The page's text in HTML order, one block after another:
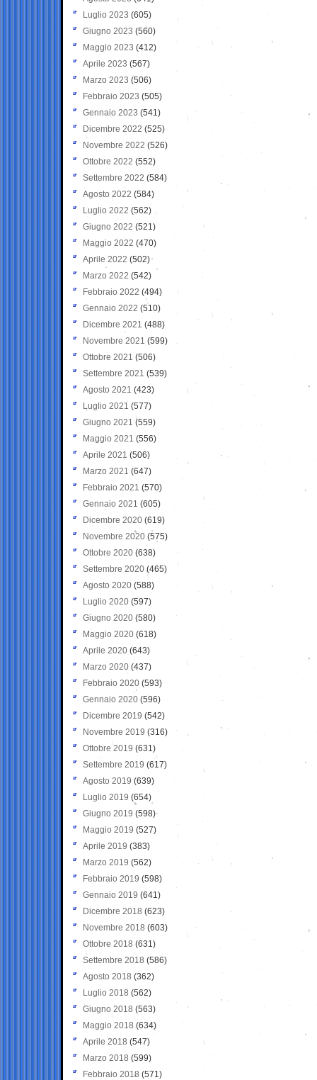
Luglio 2023 (605)
Giugno 2023 (560)
Maggio 2023 (412)
Aprile 2023 (567)
Marzo 2023 (506)
Febbraio 2023 (505)
Gennaio 2023 (541)
Dicembre 2022 (525)
Novembre 2022 (526)
Ottobre 2022 (552)
Settembre 2022 (584)
Agosto 2022 (584)
Luglio 2022 (562)
Giugno 2022 (521)
Maggio 2022 (470)
Aprile 2022 (502)
Marzo 2022 (542)
Febbraio 2022 (494)
Gennaio 2022 (510)
Dicembre 2021 (488)
Novembre 2021 (599)
Ottobre 2021 (506)
Settembre 2021 (539)
Agosto 2021 (423)
Luglio 2021 (577)
Giugno 2021(559)
Maggio 2021 (556)
Aprile 2021 (506)
Marzo 2021 (647)
Febbraio 2021 (570)
Gennaio 2021 (605)
Dicembre 2020 (619)
Novembre 2020 (575)
Ottobre 2020 (638)
Settembre 2020(465)
Agosto 2020 (588)
Luglio 2020 (597)
Giugno 2020 (580)
Maggio 2020 (618)
Aprile 2020 (643)
Marzo 2020 (437)
Febbraio 2020 (593)
Gennaio 2020 (596)
Dicembre 2019 (542)
Novembre 2019 (316)
Ottobre 2019 (631)
Settembre 2019 (617)
Agosto 2019 (639)
Luglio 2019 (654)
Giugno 2019 (598)
Maggio 2019 (527)
Aprile 2019 (383)
Marzo 2019 (562)
Febbraio 2019 (598)
Gennaio 2019 (641)
Dicembre 2018 (623)
Novembre 2018 (603)
Ottobre 2018 (631)
Settembre 2018 (586)
Agosto 2018 (362)
Luglio 2018 (562)
Giugno 2018 (563)
Maggio 2018 (634)
Aprile 2018 (547)
Marzo 2018 (599)
Febbraio 2018 (571)